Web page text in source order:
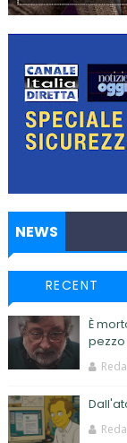
NEWS
RECENT
È